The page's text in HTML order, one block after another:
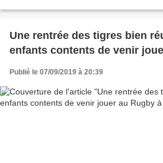
Une rentrée des tigres bien
enfants contents de venir
Publié le 07/09/2019 à 20:39